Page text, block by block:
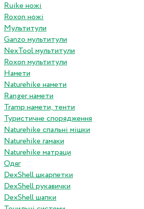
Ruike ножі
Roxon ножi
Мультитули
Ganzo мультитули
NexTool мультитули
Roxon мультитули
Намети
Naturehike намети
Ranger намети
Tramp намети, тенти
Туристичне спорядження
Naturehike спальні мішки
Naturehike гамаки
Naturehike матраци
Одяг
DexShell шкарпетки
DexShell рукавички
DexShell шапки